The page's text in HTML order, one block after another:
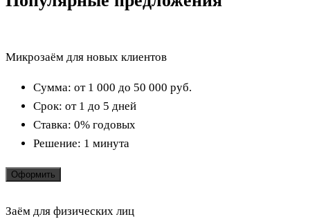
Микрозаём для новых клиентов
Сумма: от 1 000 до 50 000 руб.
Срок: от 1 до 5 дней
Ставка: 0% годовых
Решение: 1 минута
Оформить
Заём для физических лиц